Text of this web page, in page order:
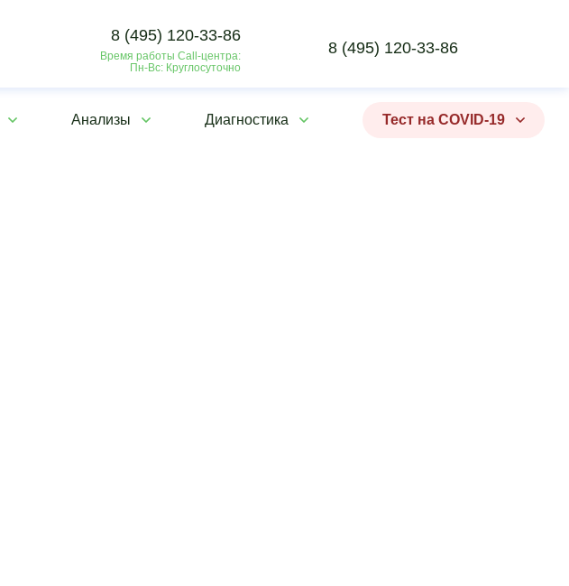
8 (495) 120-33-86
Время работы Call-центра:
Пн-Вс: Круглосуточно
8 (495) 120-33-86
Анализы Диагностика Тест на COVID-19